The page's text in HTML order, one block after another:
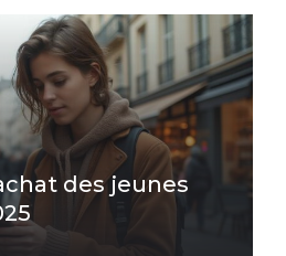
des jeunes